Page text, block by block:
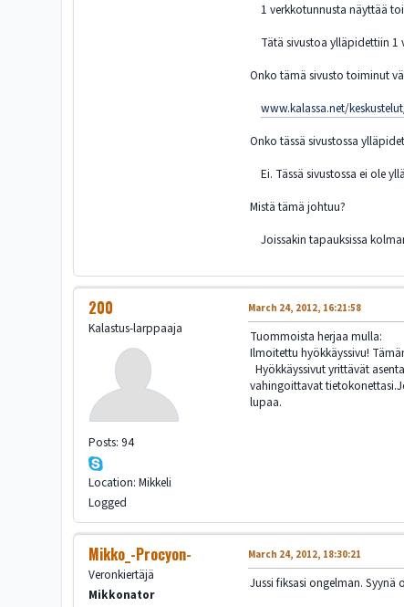
1 verkkotunnusta näyttää
Tätä sivustoa ylläpidettiin 1
Onko tämä sivusto toiminut
www.kalassa.net/
Onko tässä sivustossa
Ei. Tässä sivustossa ei ole
Mistä tämä johtuu?
Joissakin tapauksissa
200
Kalastus-larppaaja
Posts: 94
Location: Mikkeli
Logged
March 24, 2012, 16:21:58
Tuommoista herjaa mulla:
Ilmoitettu hyökkäyssivu!
Hyökkäyssivut yrittävät
vahingoittavat
lupaa.
Mikko_-Procyon-
Veronkiertäjä
Mikkonator
March 24, 2012, 18:30:21
Jussi fiksasi ongelman.